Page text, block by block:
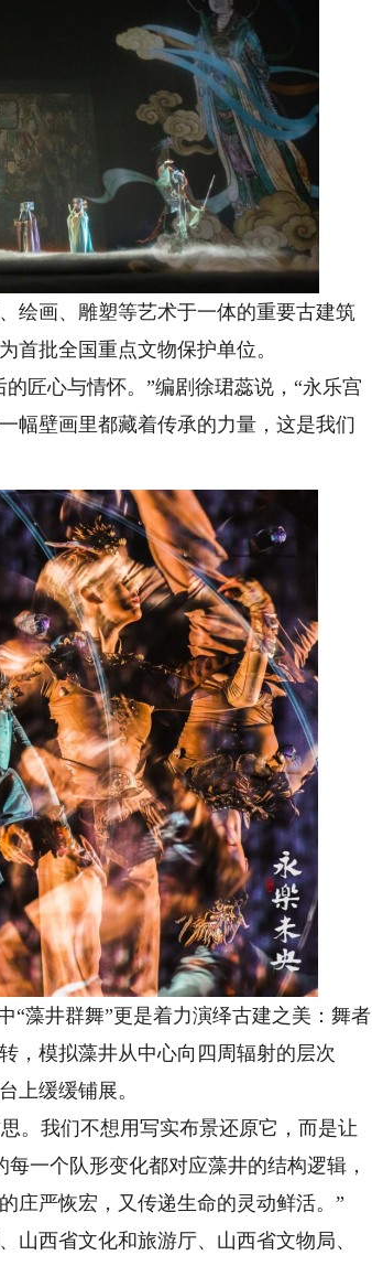
画、雕塑等艺术于一体的重要古建筑
首批全国重点文物保护单位。
匠心与情怀。”编剧徐珺蕊说，“永乐宫
幅壁画里都藏着传承的力量，这是我们
藻井群舞”更是着力演绎古建之美：舞者
，模拟藻井从中心向四周辐射的层次
上缓缓铺展。
。我们不想用写实布景还原它，而是让
一个队形变化都对应藻井的结构逻辑，
庄严恢宏，又传递生命的灵动鲜活。”
西省文化和旅游厅、山西省文物局、